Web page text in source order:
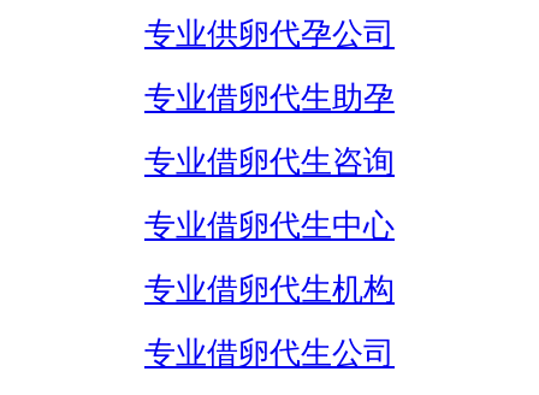
专业供卵代孕公司
专业借卵代生助孕
专业借卵代生咨询
专业借卵代生中心
专业借卵代生机构
专业借卵代生公司